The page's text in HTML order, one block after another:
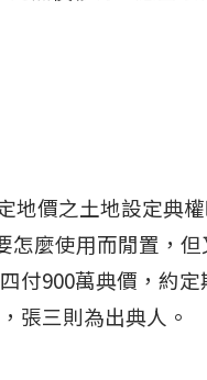
地價之土地設定典
怎麼使用而閒置，
付900萬典價，約
張三則為出典人。